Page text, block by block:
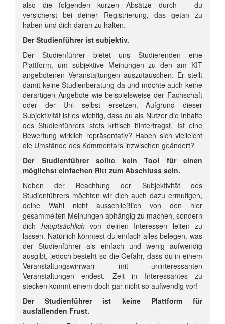
also die folgenden kurzen Absätze durch – du
versicherst bei deiner Registrierung, das getan zu
haben und dich daran zu halten.
Der Studienführer ist subjektiv.
Der Studienführer bietet uns Studierenden eine
Plattform, um subjektive Meinungen zu den am KIT
angebotenen Veranstaltungen auszutauschen. Er stellt
damit keine Studienberatung da und möchte auch keine
derartigen Angebote wie beispielsweise der Fachschaft
oder der Uni selbst ersetzen. Aufgrund dieser
Subjektivität ist es wichtig, dass du als Nutzer die Inhalte
des Studienführers stets kritisch hinterfragst. Ist eine
Bewertung wirklich repräsentativ? Haben sich vielleicht
die Umstände des Kommentars inzwischen geändert?
Der Studienführer sollte kein Tool für einen
möglichst einfachen Ritt zum Abschluss sein.
Neben der Beachtung der Subjektivität des
Studienführers möchten wir dich auch dazu ermutigen,
deine Wahl nicht ausschließlich von den hier
gesammelten Meinungen abhängig zu machen, sondern
dich hauptsächlichvon deinen Interessen leiten zu
lassen. Natürlich könntest du einfach alles belegen, was
der Studienführer als einfach und wenig aufwendig
ausgibt, jedoch besteht so die Gefahr, dass du in einem
Veranstaltungswirrwarr mit uninteressanten
Veranstaltungen endest. Zeit in Interessantes zu
stecken kommt einem doch gar nicht so aufwendig vor!
Der Studienführer ist keine Plattform für
ausfallenden Frust.